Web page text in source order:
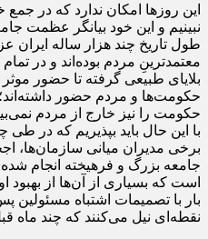
این روزها امکان ندارد که در
نبینیم و این خود بیانگر عظمت
طول تاریخ چند هزار ساله ایران
معتمدترینِ مردم بوده‌اند و در
بلایای طبیعی گرفته تا حضور موثر
حکومت‌ها و مردم حضور
حکومت را نیز خارج از مردم
با این حال باید بپذیریم که در
برخی مدیران میانی سازمان‌ها،
جامعه بزرگ و فرهیخته انجام
است که بسیاری از آن‌ها از بهبود
بار با تصمیمات اشتباه مسئولین
نقطه‌ای نیل می‌کنند که چند ماه